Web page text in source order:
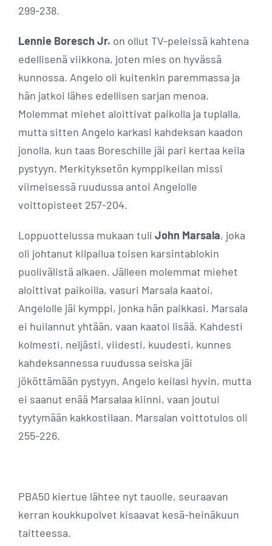
299-238.
Lennie Boresch Jr. on ollut TV-peleissä kahtena
edellisenä viikkona, joten mies on hyvässä
kunnossa. Angelo oli kuitenkin paremmassa ja
hän jatkoi lähes edellisen sarjan menoa.
Molemmat miehet aloittivat paikolla ja tuplalla,
mutta sitten Angelo karkasi kahdeksan kaadon
jonolla, kun taas Boreschille jäi pari kertaa keila
pystyyn. Merkityksetön kymppikeilan missi
viimeisessä ruudussa antoi Angelolle
voittopisteet 257-204.
Loppuottelussa mukaan tuli John Marsala, joka
oli johtanut kilpailua toisen karsintablokin
puolivälistä alkaen. Jälleen molemmat miehet
aloittivat paikoilla, vasuri Marsala kaatoi,
Angelolle jäi kymppi, jonka hän paikkasi. Marsala
ei huilannut yhtään, vaan kaatoi lisää. Kahdesti
kolmesti, neljästi, viidesti, kuudesti, kunnes
kahdeksannessa ruudussa seiska jäi
jököttämään pystyyn. Angelo keilasi hyvin, mutta
ei saanut enää Marsalaa kiinni, vaan joutui
tyytymään kakkostilaan. Marsalan voittotulos oli
255-226.
PBA50 kiertue lähtee nyt tauolle, seuraavan
kerran koukkupolvet kisaavat kesä-heinäkuun
taitteessa.